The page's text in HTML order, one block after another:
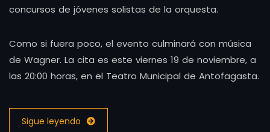
concursos de jóvenes solistas de la orquesta.
Como si fuera poco, el evento culminará con música
de Wagner. La cita es este viernes 19 de noviembre, a
las 20:00 horas, en el Teatro Municipal de Antofagasta.
Sigue leyendo